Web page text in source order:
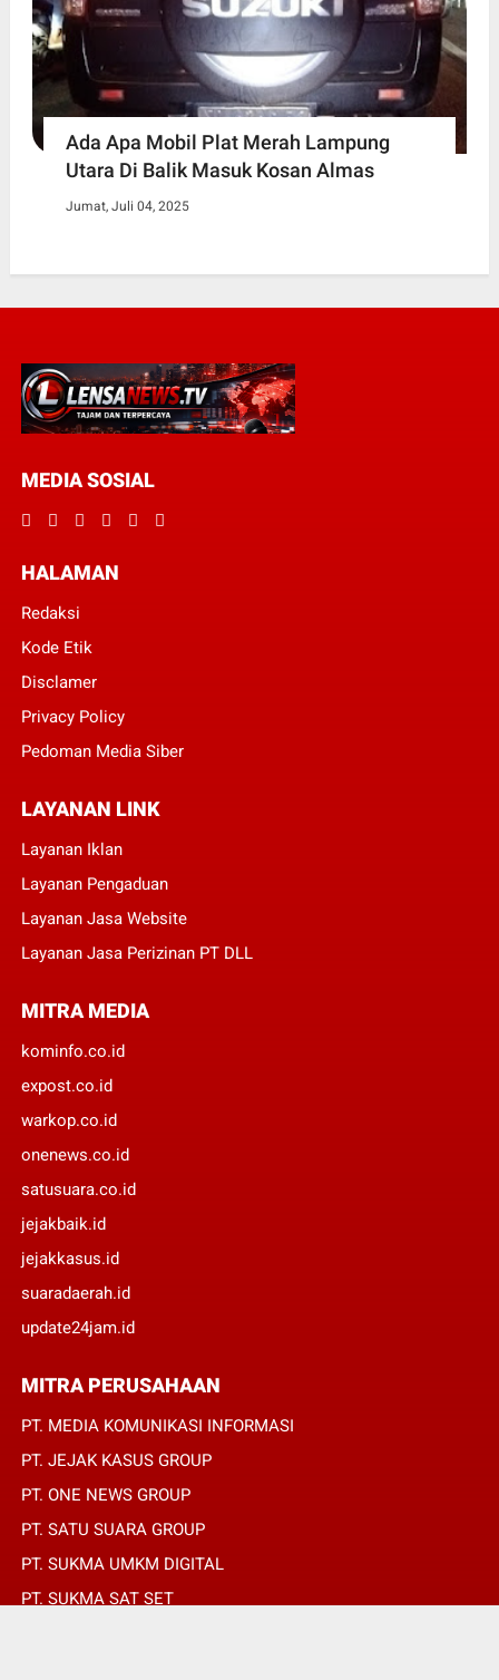
Ada Apa Mobil Plat Merah Lampung
Utara Di Balik Masuk Kosan Almas
Jumat, Juli 04, 2025
MEDIA SOSIAL
HALAMAN
Redaksi
Kode Etik
Disclamer
Privacy Policy
Pedoman Media Siber
LAYANAN LINK
Layanan Iklan
Layanan Pengaduan
Layanan Jasa Website
Layanan Jasa Perizinan PT DLL
MITRA MEDIA
kominfo.co.id
expost.co.id
warkop.co.id
onenews.co.id
satusuara.co.id
jejakbaik.id
jejakkasus.id
suaradaerah.id
update24jam.id
MITRA PERUSAHAAN
PT. MEDIA KOMUNIKASI INFORMASI
PT. JEJAK KASUS GROUP
PT. ONE NEWS GROUP
PT. SATU SUARA GROUP
PT. SUKMA UMKM DIGITAL
PT. SUKMA SAT SET